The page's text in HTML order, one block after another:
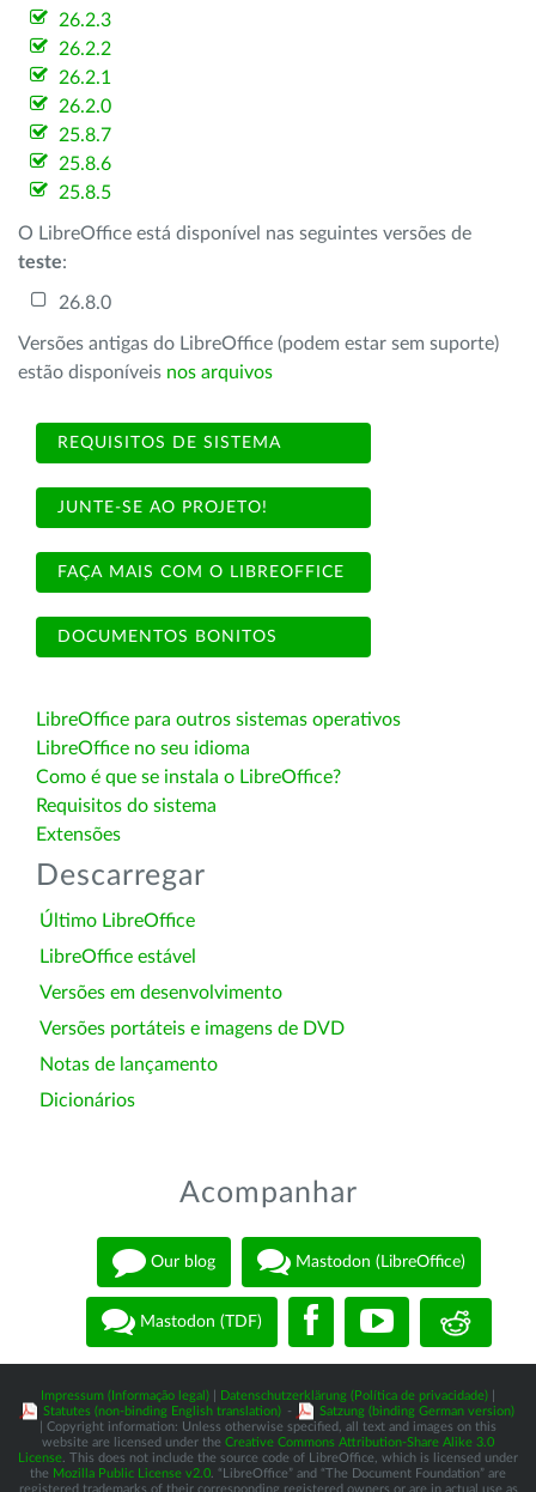
26.2.3
26.2.2
26.2.1
26.2.0
25.8.7
25.8.6
25.8.5
O LibreOffice está disponível nas seguintes versões de
teste:
26.8.0
Versões antigas do LibreOffice (podem estar sem suporte)
estão disponíveis nos arquivos
REQUISITOS DE SISTEMA
JUNTE-SE AO PROJETO!
FAÇA MAIS COM O LIBREOFFICE
DOCUMENTOS BONITOS
LibreOffice para outros sistemas operativos
LibreOffice no seu idioma
Como é que se instala o LibreOffice?
Requisitos do sistema
Extensões
Descarregar
Último LibreOffice
LibreOffice estável
Versões em desenvolvimento
Versões portáteis e imagens de DVD
Notas de lançamento
Dicionários
Acompanhar
Our blog Mastodon (LibreOffice)
Mastodon (TDF)
Impressum (Informação legal) Datenschutzerklärung (Política de privacidade)
Statutes (non-binding English translation) -
Satzung (binding German version)
| Copyright information: Unless otherwise specified, all text and images on this
website are licensed under the Creative Commons Attribution-Share Alike 3.0
License . This does not include the source code of LibreOffice, which is licensed under
the Mozilla Public License v2.0 . “LibreOffice” and “The Document Foundation” are
registered trademarks of their corresponding registered owners or are in actual use as